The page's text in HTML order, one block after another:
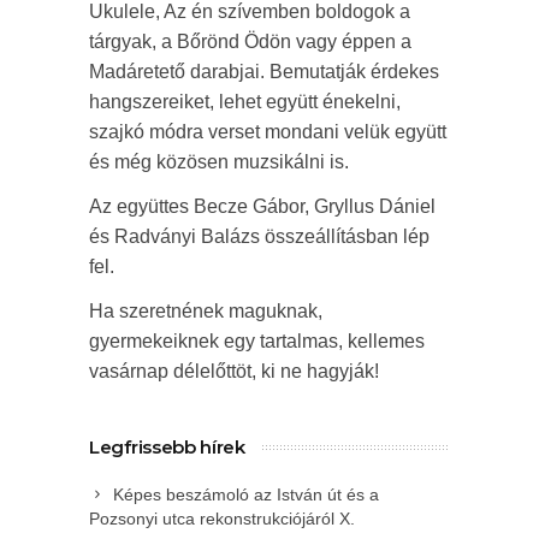
Ukulele, Az én szívemben boldogok a
tárgyak, a Bőrönd Ödön vagy éppen a
Madáretető darabjai. Bemutatják érdekes
hangszereiket, lehet együtt énekelni,
szajkó módra verset mondani velük együtt
és még közösen muzsikálni is.
Az együttes Becze Gábor, Gryllus Dániel
és Radványi Balázs összeállításban lép
fel.
Ha szeretnének maguknak,
gyermekeiknek egy tartalmas, kellemes
vasárnap délelőttöt, ki ne hagyják!
Legfrissebb hírek
Képes beszámoló az István út és a
Pozsonyi utca rekonstrukciójáról X.